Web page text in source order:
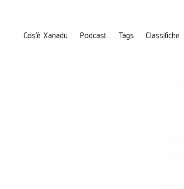
Cos'è Xanadu Podcast Tags Classifiche